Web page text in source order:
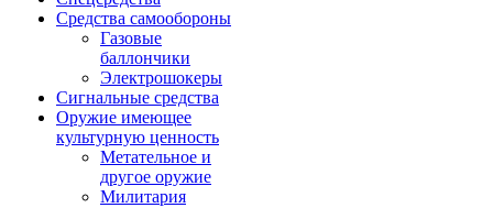
Средства самообороны
Газовые
баллончики
Электрошокеры
Сигнальные средства
Оружие имеющее
культурную ценность
Метательное и
другое оружие
Милитария